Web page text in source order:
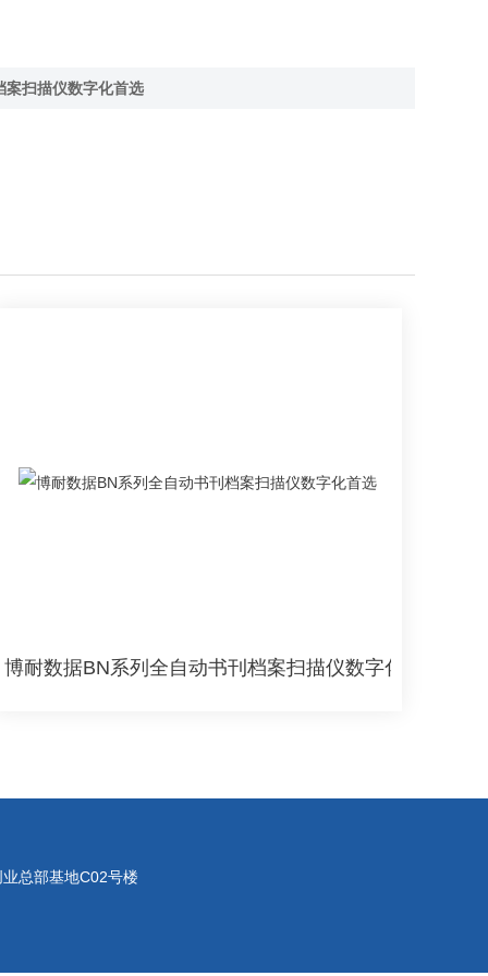
案扫描仪数字化首选
博耐数据BN系列全自动书刊档案扫描仪数字化首选
总部基地C02号楼